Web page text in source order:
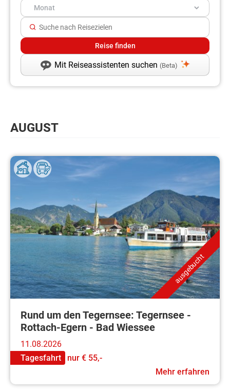
Mit Reiseassistenten suchen (Beta)
AUGUST
ausgebucht
Rund um den Tegernsee: Tegernsee -
Rottach-Egern - Bad Wiessee
11.08.2026
Tagesfahrt
nur € 55,-
Mehr erfahren